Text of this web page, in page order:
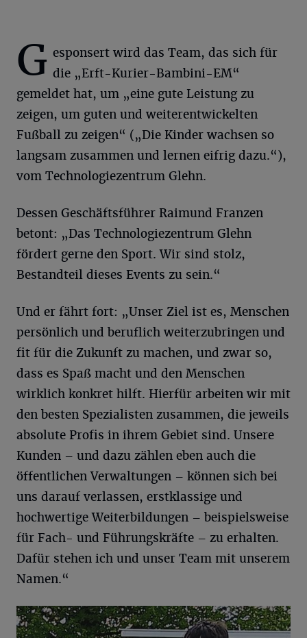
G esponsert wird das Team, das sich für
die „Erft-Kurier-Bambini-EM“
gemeldet hat, um „eine gute Leistung zu
zeigen, um guten und weiterentwickelten
Fußball zu zeigen“ („Die Kinder wachsen so
langsam zusammen und lernen eifrig dazu.“),
vom Technologiezentrum Glehn.
Dessen Geschäftsführer Raimund Franzen
betont: „Das Technologiezentrum Glehn
fördert gerne den Sport. Wir sind stolz,
Bestandteil dieses Events zu sein.“
Und er fährt fort: „Unser Ziel ist es, Menschen
persönlich und beruflich weiterzubringen und
fit für die Zukunft zu machen, und zwar so,
dass es Spaß macht und den Menschen
wirklich konkret hilft. Hierfür arbeiten wir mit
den besten Spezialisten zusammen, die jeweils
absolute Profis in ihrem Gebiet sind. Unsere
Kunden – und dazu zählen eben auch die
öffentlichen Verwaltungen – können sich bei
uns darauf verlassen, erstklassige und
hochwertige Weiterbildungen – beispielsweise
für Fach- und Führungskräfte – zu erhalten.
Dafür stehen ich und unser Team mit unserem
Namen.“